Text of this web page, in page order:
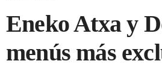
Eneko Atxa y
menús más